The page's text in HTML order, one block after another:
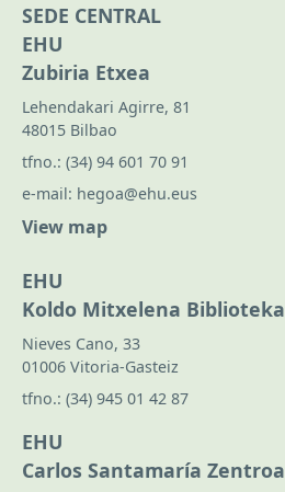
SEDE CENTRAL
EHU
Zubiria Etxea
Lehendakari Agirre, 81
48015 Bilbao
tfno.: (34) 94 601 70 91
e-mail: hegoa@ehu.eus
View map
EHU
Koldo Mitxelena Biblioteka
Nieves Cano, 33
01006 Vitoria-Gasteiz
tfno.: (34) 945 01 42 87
EHU
Carlos Santamaría Zentroa